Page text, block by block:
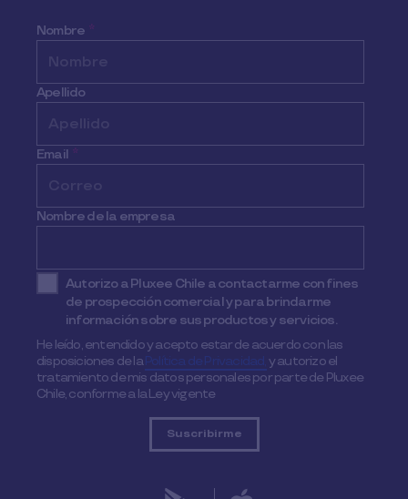
Nombre *
Apellido
Email *
Nombre de la empresa
Autorizo a Pluxee Chile a contactarme con fines
de prospección comercial y para brindarme
información sobre sus productos y servicios.
He leído, entendido y acepto estar de acuerdo con las
disposiciones de laPolítica de Privacidad,y autorizo el
tratamiento de mis datos personales por parte de Pluxee
Chile, conforme a la Ley vigente